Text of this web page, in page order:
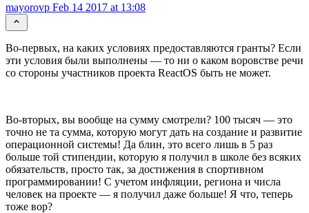
mayorovp Feb 14 2017 at 13:08
Во-первых, на каких условиях предоставляются гранты? Если
эти условия были выполнены — то ни о каком воровстве речи
со стороны участников проекта ReactOS быть не может.
Во-вторых, вы вообще на сумму смотрели? 100 тысяч — это
точно не та сумма, которую могут дать на создание и развитие
операционной системы! Да блин, это всего лишь в 5 раз
больше той стипендии, которую я получил в школе без всяких
обязательств, просто так, за достижения в спортивном
программировании! С учетом инфляции, региона и числа
человек на проекте — я получил даже больше! Я что, теперь
тоже вор?